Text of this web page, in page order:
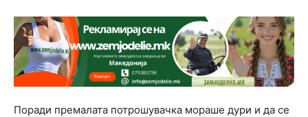
Поради премалата потрошувачка мораше дури и да се